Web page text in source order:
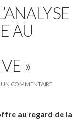
AU
»
UN COMMENTAIRE
au regard de la